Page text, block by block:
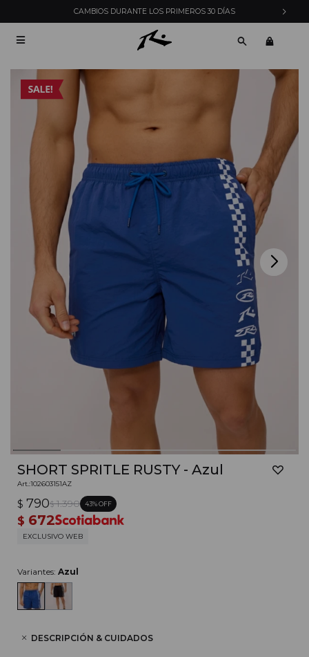
CAMBIOS DURANTE LOS PRIMEROS 30 DÍAS

SHORT SPRITLE RUSTY - Azul
102603151AZ
$ 790$ 1.390 43
$ 672
EXCLUSIVO WEB
Variantes: Azul
DESCRIPCIÓN & CUIDADOS